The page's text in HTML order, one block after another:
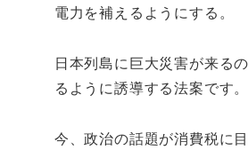
電力を補えるようにする。
日本列島に巨大災害が来る
るように誘導する法案です。
今、政治の話題が消費税に